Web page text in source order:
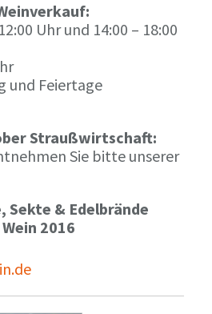
Uhr und 14:00 – 18:00
und Feiertage
Straußwirtschaft:
Sie bitte unserer
Sekte & Edelbrände
2016